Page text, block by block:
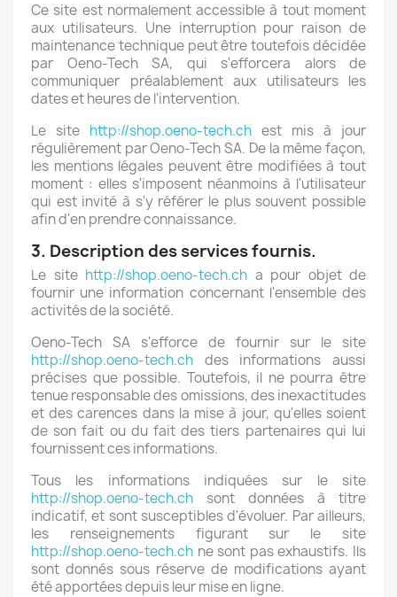
Ce site est normalement accessible à tout moment
aux utilisateurs. Une interruption pour raison de
maintenance technique peut être toutefois décidée
par Oeno-Tech SA, qui s'efforcera alors de
communiquer préalablement aux utilisateurs les
dates et heures de l'intervention.
Le site http://shop.oeno-tech.ch est mis à jour
régulièrement par Oeno-Tech SA. De la même façon,
les mentions légales peuvent être modifiées à tout
moment : elles s'imposent néanmoins à l'utilisateur
qui est invité à s'y référer le plus souvent possible
afin d'en prendre connaissance.
3. Description des services fournis.
Le site http://shop.oeno-tech.ch a pour objet de
fournir une information concernant l'ensemble des
activités de la société.
Oeno-Tech SA s'efforce de fournir sur le site
http://shop.oeno-tech.ch des informations aussi
précises que possible. Toutefois, il ne pourra être
tenue responsable des omissions, des inexactitudes
et des carences dans la mise à jour, qu'elles soient
de son fait ou du fait des tiers partenaires qui lui
fournissent ces informations.
Tous les informations indiquées sur le site
http://shop.oeno-tech.ch sont données à titre
indicatif, et sont susceptibles d'évoluer. Par ailleurs,
les renseignements figurant sur le site
http://shop.oeno-tech.ch ne sont pas exhaustifs. Ils
sont donnés sous réserve de modifications ayant
été apportées depuis leur mise en ligne.